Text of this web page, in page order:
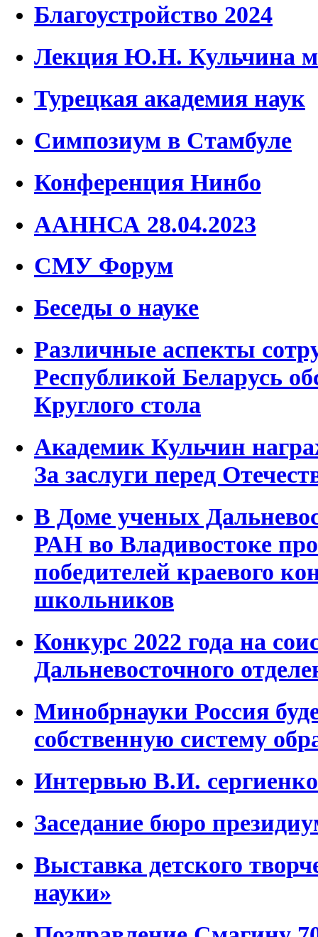
Благоустройство 2024
Лекция Ю.Н. Кульчина
Турецкая академия наук
Симпозиум в Стамбуле
Конференция Нинбо
ААННСА 28.04.2023
СМУ Форум
Беседы о науке
Различные аспекты
Республикой Беларусь
Круглого стола
Академик Кульчин
За заслуги перед
В Доме ученых
РАН во Владивостоке
победителей краевого
школьников
Конкурс 2022 года на
Дальневосточного
Минобрнауки Россия
собственную систему
Интервью В.И.
Заседание бюро
Выставка детского
науки»